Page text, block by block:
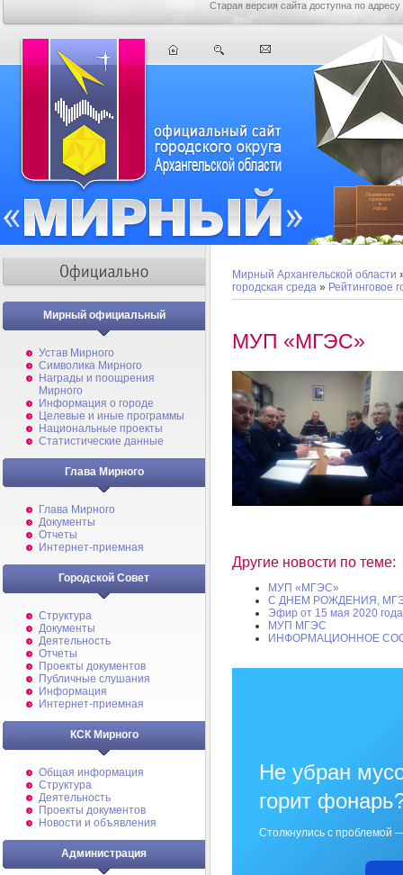
Старая версия сайта доступна по адресу
Мирный официальный
Устав Мирного
Символика Мирного
Награды и поощрения
Мирного
Информация о городе
Целевые и иные программы
Национальные проекты
Статистические данные
Глава Мирного
Глава Мирного
Документы
Отчеты
Интернет-приемная
Городской Совет
Структура
Документы
Деятельность
Отчеты
Проекты документов
Публичные слушания
Информация
Интернет-приемная
КСК Мирного
Общая информация
Структура
Деятельность
Проекты документов
Новости и объявления
Администрация
Мирный Архангельской области
городская среда » Рейтинговое
МУП «МГЭС»
Другие новости по теме:
МУП «МГЭС»
С ДНЕМ РОЖДЕНИЯ,
Эфир от 15 мая 2020 года
МУП МГЭС
ИНФОРМАЦИОННОЕ
Не убран
горит
Столкнулись с проблемой